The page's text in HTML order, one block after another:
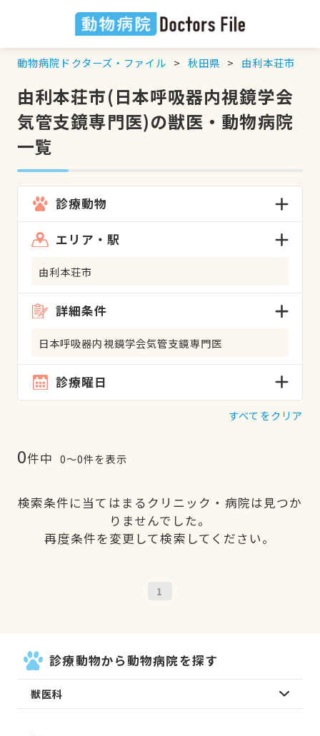
動物病院ドクターズ・ファイル 秋田県 由利本荘市
由利本荘市(日本呼吸器内視鏡学会
気管支鏡専門医)の獣医・動物病院
一覧
診療動物
エリア・駅
由利本荘市
詳細条件
日本呼吸器内視鏡学会気管支鏡専門医
診療曜日
すべてをクリア
0件中 0〜0件を表示
検索条件に当てはまるクリニック・病院は見つか
りませんでした。
再度条件を変更して検索してください。
1
診療動物から動物病院を探す
獣医科